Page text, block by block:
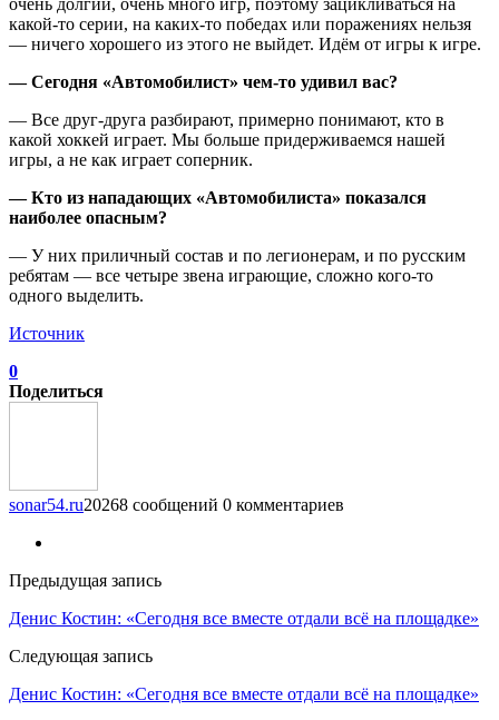
какой-то серии, на каких-то победах или поражениях нельзя
— ничего хорошего из этого не выйдет. Идём от игры к игре.
— Сегодня «Автомобилист» чем-то удивил вас?
— Все друг-друга разбирают, примерно понимают, кто в
какой хоккей играет. Мы больше придерживаемся нашей
игры, а не как играет соперник.
— Кто из нападающих «Автомобилиста» показался
наиболее опасным?
— У них приличный состав и по легионерам, и по русским
ребятам — все четыре звена играющие, сложно кого-то
одного выделить.
Источник
0
Поделиться
sonar54.ru20268 сообщений 0 комментариев
Предыдущая запись
Денис Костин: «Сегодня все вместе отдали всё на площадке»
Следующая запись
Денис Костин: «Сегодня все вместе отдали всё на площадке»